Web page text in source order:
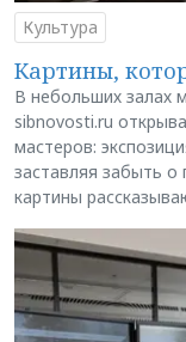
Культура
Картины,
В небольших залах
sibnovosti.ru
мастеров:
заставляя забыть
картины